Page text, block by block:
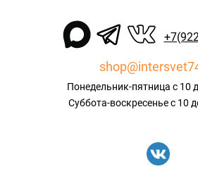
Понедельник-пятница с 10
Суббота-воскресенье с 10